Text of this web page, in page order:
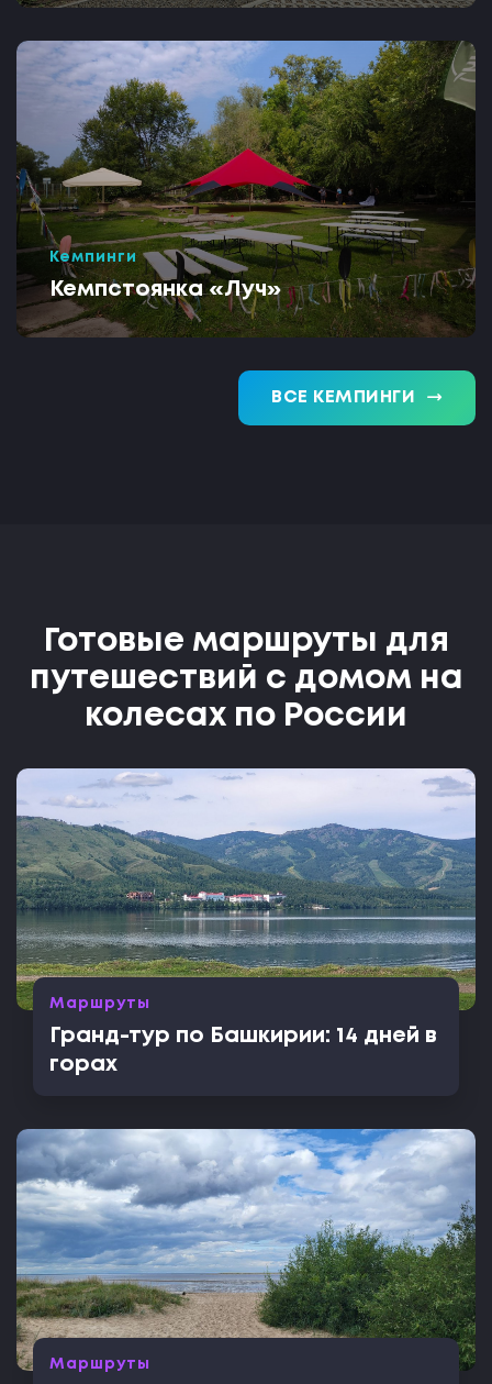
Кемпинги
Кемпстоянка «Луч»
ВСЕ КЕМПИНГИ trending_flat
Готовые маршруты для
путешествий с домом на
колесах по России
Маршруты
Гранд-тур по Башкирии: 14 дней в
горах
Маршруты